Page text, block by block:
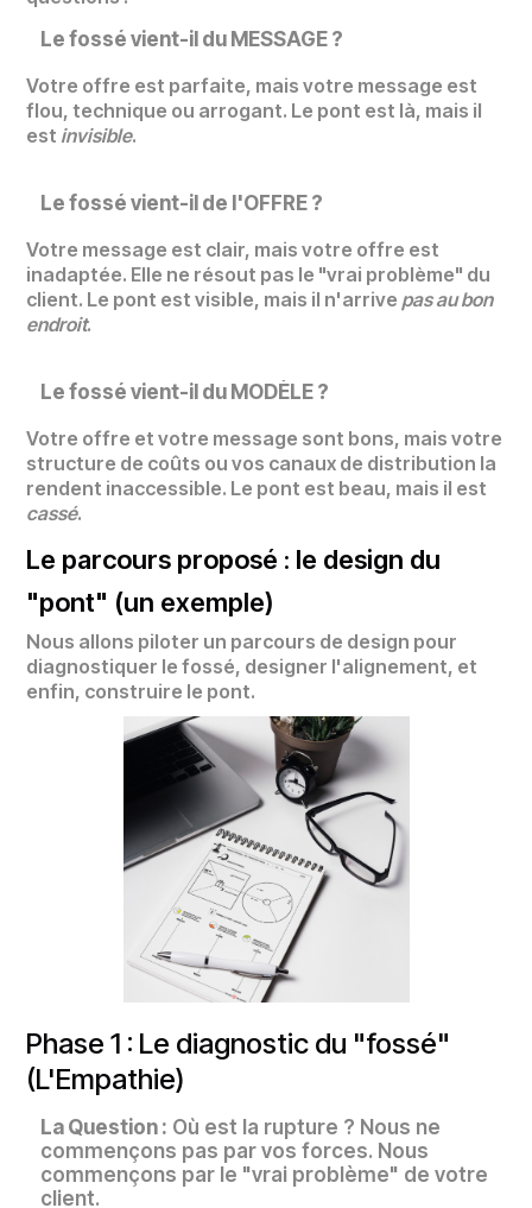
Le fossé vient-il du MESSAGE ?
Votre offre est parfaite, mais votre message est
flou, technique ou arrogant. Le pont est là, mais il
est invisible.
Le fossé vient-il de l'OFFRE ?
Votre message est clair, mais votre offre est
inadaptée. Elle ne résout pas le "vrai problème" du
client. Le pont est visible, mais il n'arrive pas au bon
endroit.
Le fossé vient-il du MODÈLE ?
Votre offre et votre message sont bons, mais votre
structure de coûts ou vos canaux de distribution la
rendent inaccessible. Le pont est beau, mais il est
cassé.
Le parcours proposé : le design du
"pont" (un exemple)
Nous allons piloter un parcours de design pour
diagnostiquer le fossé, designer l'alignement, et
enfin, construire le pont.
Phase 1 : Le diagnostic du "fossé"
(L'Empathie)
La Question : Où est la rupture ? Nous ne
commençons pas par vos forces. Nous
commençons par le "vrai problème" de votre
client.